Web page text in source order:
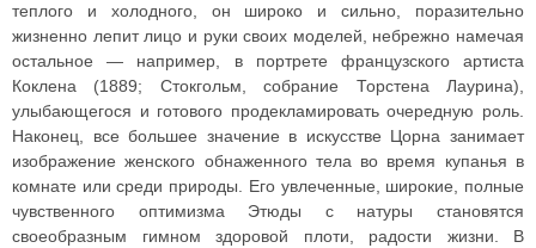
теплого и холодного, он широко и сильно, поразительно
жизненно лепит лицо и руки своих моделей, небрежно намечая
остальное — например, в портрете французского артиста
Коклена (1889; Стокгольм, собрание Торстена Лаурина),
улыбающегося и готового продекламировать очередную роль.
Наконец, все большее значение в искусстве Цорна занимает
изображение женского обнаженного тела во время купанья в
комнате или среди природы. Его увлеченные, широкие, полные
чувственного оптимизма Этюды с натуры становятся
своеобразным гимном здоровой плоти, радости жизни. В